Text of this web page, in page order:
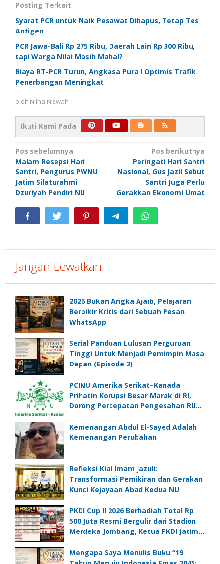
Posting Terkait
Syarat PCR untuk Naik Pesawat Dihapus, Tetap Tes
Antigen
PCR Jawa-Bali Rp 275 Ribu, Daerah Lain Rp 300 Ribu,
tapi Warga Nilai Masih Mahal?
Biaya RT-PCR Turun, Angkasa Pura I Optimis Trafik
Penerbangan Meningkat
oleh Nilna Niswah
Ikuti Kami Pada
Navigasi
pos
Pos sebelumnya
Malam Resepsi Hari
Santri, Pengurus PWNU
Jatim Silaturahmi
Dzuriyah Pendiri NU
Pos berikutnya
Peringati Hari Santri
Nasional, Gus Jazil Sebut
Santri Juga Perlu
Gerakkan Ekonomi Umat
Jangan Lewatkan
2026 Bukan Angka Ajaib, Pelajaran
Berpikir Kritis dari Sebuah Pesan
WhatsApp
Serial Panduan Lulusan Perguruan
Tinggi Untuk Menjadi Pemimpin Masa
Depan (Episode 2)
PCINU Amerika Serikat–Kanada
Prihatin Korupsi Besar Marak di RI,
Dorong Percepatan Pengesahan RUU
Kemenangan Abdul El-Sayed Adalah
Kemenangan Perubahan
Refleksi Kiai Imam Jazuli:
Transformasi Pemikiran dan Gerakan
Kunci Kejayaan Abad Kedua NU
PKDI Cup II 2026 Berhadiah Total Rp
500 Juta Resmi Bergulir dari Stadion
Merdeka Jombang, Ketua PKDI Jatim:
Komunikasi Kades untuk Memajukan
Mengapa Saya Menulis Buku “19